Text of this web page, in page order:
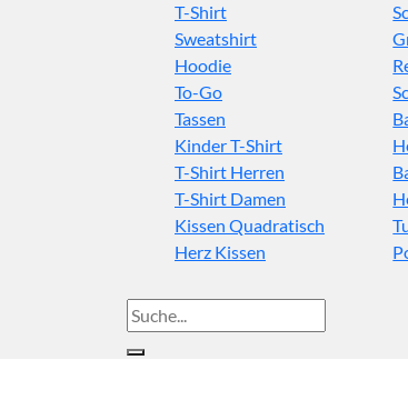
T-Shirt
Sweatshirt
Hoodie
To-Go
Tassen
Kinder T-Shirt
T-Shirt Herren
T-Shirt Damen
Kissen Quadratisch
Herz Kissen
Suche
nach: